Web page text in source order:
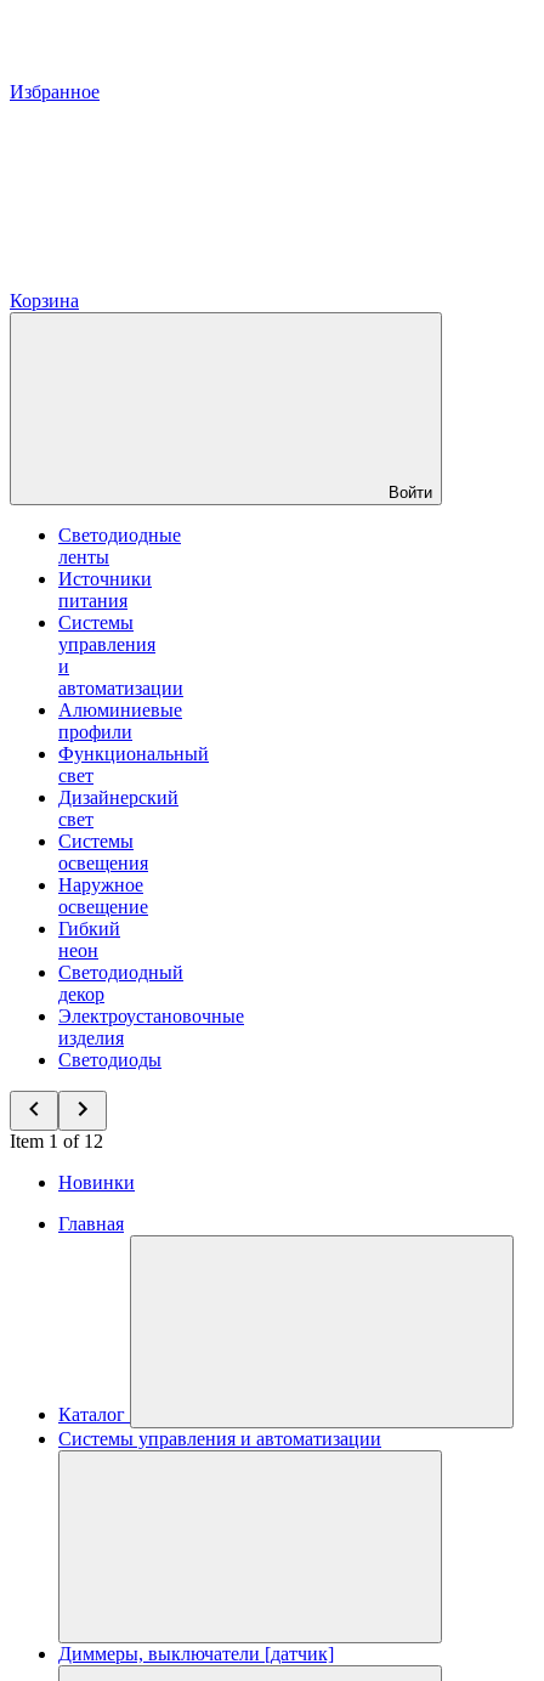
Избранное
Корзина
Войти
Светодиодные
ленты
Источники
питания
Системы
управления
и
автоматизации
Алюминиевые
профили
Функциональный
свет
Дизайнерский
свет
Системы
освещения
Наружное
освещение
Гибкий
неон
Светодиодный
декор
Электроустановочные
изделия
Светодиоды
Item 1 of 12
Новинки
Главная
Каталог
Системы управления и автоматизации
Диммеры, выключатели [датчик]